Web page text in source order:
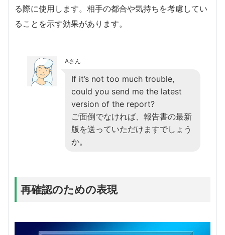
る際に使用します。相手の都合や気持ちを考慮してい
ることを示す効果があります。
Aさん
If it’s not too much trouble,
could you send me the latest
version of the report?
ご面倒でなければ、報告書の最新
版を送っていただけますでしょう
か。
再確認のための表現